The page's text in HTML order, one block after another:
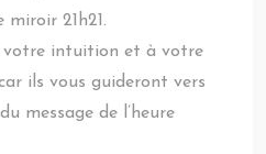
miroir 21h21.
votre intuition et à votre
ils vous guideront vers
message de l’heure